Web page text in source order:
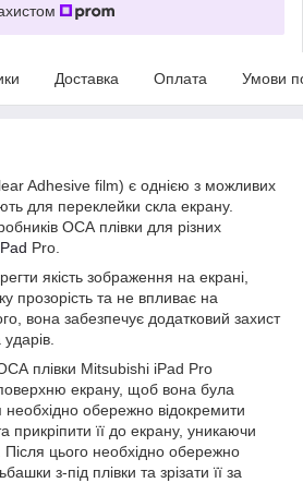
Доставка Оплата Умови
Adhesive film) є однією з можливих
для переклейки скла екрану.
ОСА плівки для різних
Pro.
якість зображення на екрані,
прозорість та не впливає на
вона забезпечує додатковий захист
плівки Mitsubishi iPad Pro
поверхню екрану, щоб вона була
обережно відокремити
прикріпити її до екрану, уникаючи
Після цього необхідно обережно
з-під плівки та зрізати її за